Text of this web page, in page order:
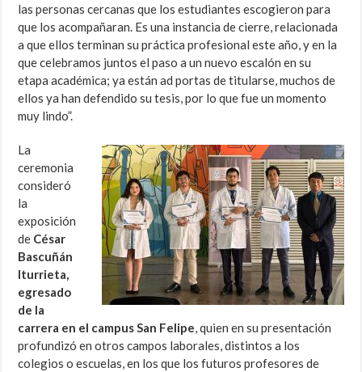
las personas cercanas que los estudiantes escogieron para
que los acompañaran. Es una instancia de cierre, relacionada
a que ellos terminan su práctica profesional este año, y en la
que celebramos juntos el paso a un nuevo escalón en su
etapa académica; ya están ad portas de titularse, muchos de
ellos ya han defendido su tesis, por lo que fue un momento
muy lindo”.
La
ceremonia
consideró
la
exposición
de César
Bascuñán
Iturrieta,
egresado
de la
carrera en el campus San Felipe, quien en su presentación
profundizó en otros campos laborales, distintos a los
colegios o escuelas, en los que los futuros profesores de